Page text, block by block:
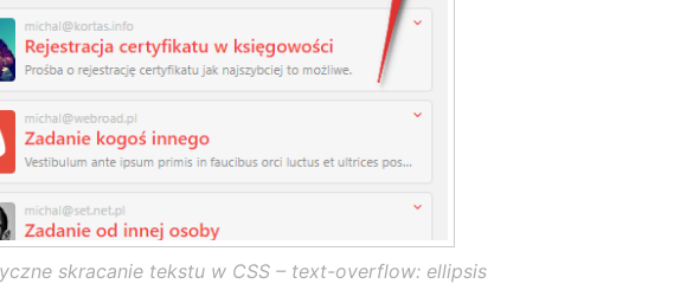
skracanie tekstu w CSS – text-overflow: ellipsis